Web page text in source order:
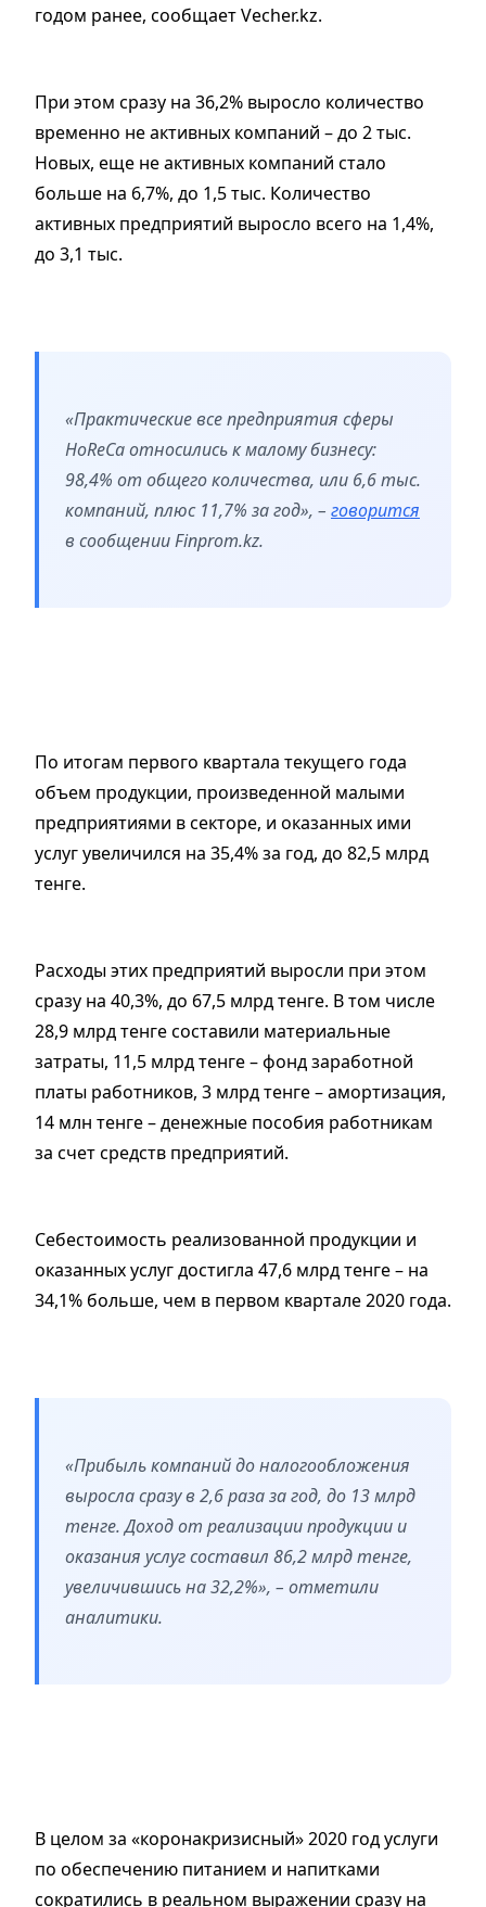
годом ранее, cообщает Vecher.kz.
При этом сразу на 36,2% выросло количество
временно не активных компаний – до 2 тыс.
Новых, еще не активных компаний стало
больше на 6,7%, до 1,5 тыс. Количество
активных предприятий выросло всего на 1,4%,
до 3,1 тыс.
«Практические все предприятия сферы
HoReCa относились к малому бизнесу:
98,4% от общего количества, или 6,6 тыс.
компаний, плюс 11,7% за год», – говорится
в сообщении Finprom.kz.
По итогам первого квартала текущего года
объем продукции, произведенной малыми
предприятиями в секторе, и оказанных ими
услуг увеличился на 35,4% за год, до 82,5 млрд
тенге.
Расходы этих предприятий выросли при этом
сразу на 40,3%, до 67,5 млрд тенге. В том числе
28,9 млрд тенге составили материальные
затраты, 11,5 млрд тенге – фонд заработной
платы работников, 3 млрд тенге – амортизация,
14 млн тенге – денежные пособия работникам
за счет средств предприятий.
Себестоимость реализованной продукции и
оказанных услуг достигла 47,6 млрд тенге – на
34,1% больше, чем в первом квартале 2020 года.
«Прибыль компаний до налогообложения
выросла сразу в 2,6 раза за год, до 13 млрд
тенге. Доход от реализации продукции и
оказания услуг составил 86,2 млрд тенге,
увеличившись на 32,2%», – отметили
аналитики.
В целом за «коронакризисный» 2020 год услуги
по обеспечению питанием и напитками
сократились в реальном выражении сразу на